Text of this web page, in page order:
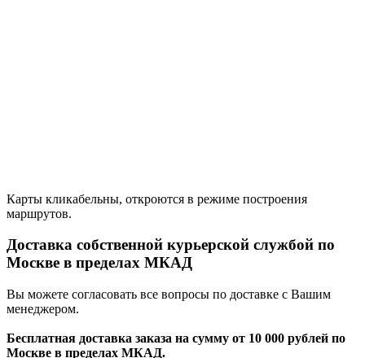
Карты кликабельны, откроются в режиме построения
маршрутов.
Доставка собственной курьерской службой по
Москве в пределах МКАД
Вы можете согласовать все вопросы по доставке с Вашим
менеджером.
Бесплатная доставка заказа на сумму от 10 000 рублей по
Москве в пределах МКАД.